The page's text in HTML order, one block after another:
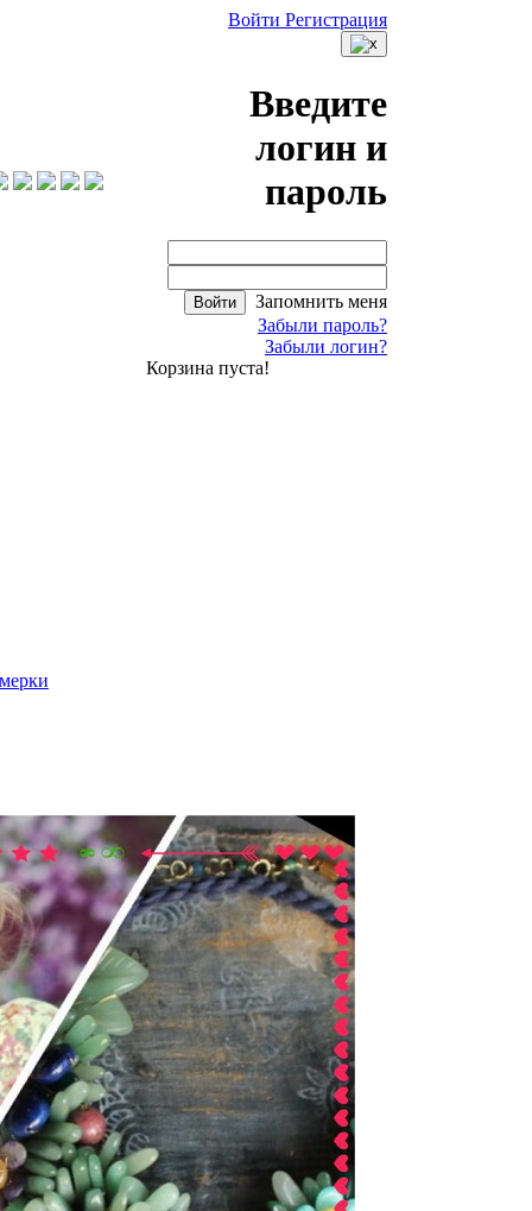
Войти Регистрация
Введите
логин и
пароль
Войти
Запомнить меня
Забыли пароль?
Забыли логин?
Корзина пуста!